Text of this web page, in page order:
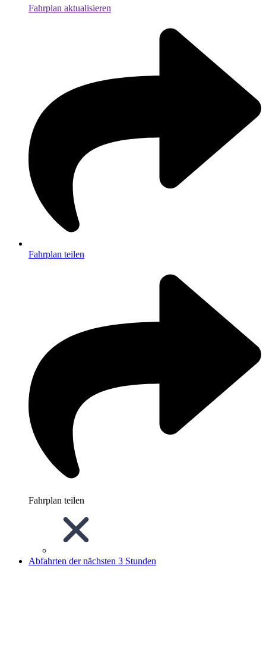
Fahrplan aktualisieren
Fahrplan teilen
Fahrplan teilen
Abfahrten der nächsten 3 Stunden